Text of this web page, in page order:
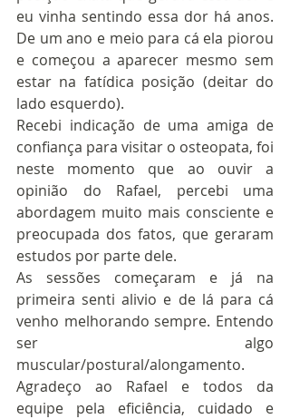
eu vinha sentindo essa dor há anos.
De um ano e meio para cá ela piorou
e começou a aparecer mesmo sem
estar na fatídica posição (deitar do
lado esquerdo).
Recebi indicação de uma amiga de
confiança para visitar o osteopata, foi
neste momento que ao ouvir a
opinião do Rafael, percebi uma
abordagem muito mais consciente e
preocupada dos fatos, que geraram
estudos por parte dele.
As sessões começaram e já na
primeira senti alivio e de lá para cá
venho melhorando sempre. Entendo
ser algo
muscular/postural/alongamento.
Agradeço ao Rafael e todos da
equipe pela eficiência, cuidado e